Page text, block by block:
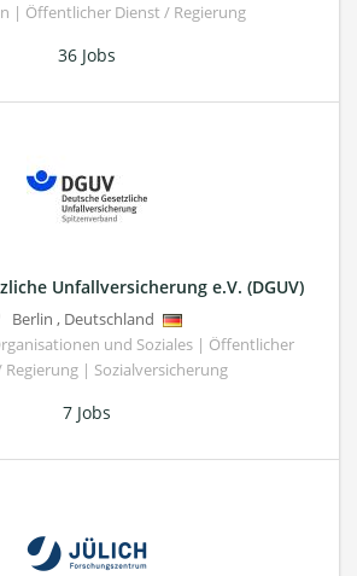
| Öffentlicher Dienst / Regierung
36 Jobs
Unfallversicherung e.V. (DGUV)
Berlin , Deutschland
und Soziales | Öffentlicher
Regierung | Sozialversicherung
7 Jobs